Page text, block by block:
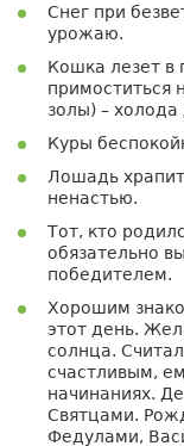
Снег при
урожаю.
Кошка лезет в
примоститься
золы) – холода
Куры
Лошадь
ненастью.
Тот, кто
обязательно
победителем.
Хорошим
этот день.
солнца.
счастливым,
начинаниях.
Святцами.
Федулами,